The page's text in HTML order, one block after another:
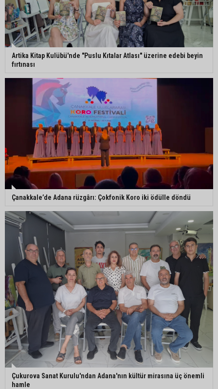
Siz önce onu anlatın”
Artika Kitap Kulübü'nde "Puslu Kıtalar Atlası" üzerine edebi beyin
fırtınası
Çanakkale’de Adana rüzgârı: Çokfonik Koro iki ödülle döndü
Çukurova Sanat Kurulu'ndan Adana'nın kültür mirasına üç önemli
hamle